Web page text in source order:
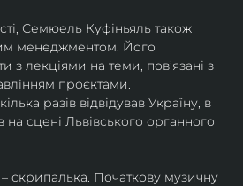
Семюель Куфіньяль також
менеджментом. Його
з лекціями на теми, пов’язані з
проєктами.
разів відвідував Україну, в
на сцені Львівського органного
– скрипалька. Початкову музичну